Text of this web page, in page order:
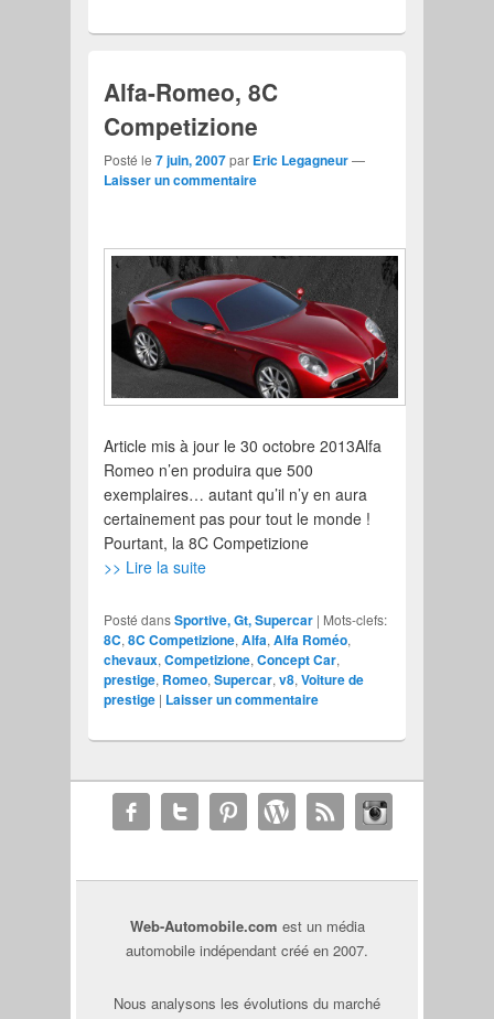
Alfa-Romeo, 8C
Competizione
Posté le7 juin, 2007par Eric Legagneur—
Laisser un commentaire
Article mis à jour le 30 octobre 2013Alfa
Romeo n’en produira que 500
exemplaires… autant qu’il n’y en aura
certainement pas pour tout le monde !
Pourtant, la 8C Competizione
>> Lire la suite
Posté dansSportive, Gt, Supercar | Mots-clefs:
8C,8C Competizione,Alfa,Alfa Roméo,
chevaux,Competizione,Concept Car,
prestige, Romeo,Supercar,v8,Voiture de
prestige | Laisser un commentaire
Web-Automobile.com est un média
automobile indépendant créé en 2007.
Nous analysons les évolutions du marché